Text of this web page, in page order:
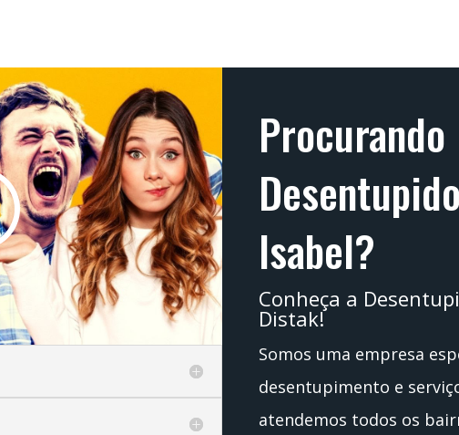
Procurando
Isabel?
Conheça a
Distak!
Somos uma empresa
desentupimento e
atendemos todos os